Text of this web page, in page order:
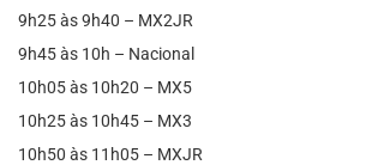
9h25 às 9h40 – MX2JR
9h45 às 10h – Nacional
10h05 às 10h20 – MX5
10h25 às 10h45 – MX3
10h50 às 11h05 – MXJR